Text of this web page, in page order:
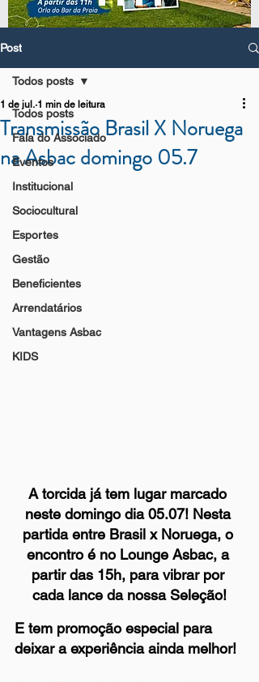
Post
Todos posts
Fala do Associado
Eventos
Institucional
Sociocultural
Esportes
Gestão
Beneficientes
Arrendatários
Vantagens Asbac
KIDS
Todos posts
Transmissão Brasil X Noruega
na Asbac domingo 05.7
1 de jul. 1 min de leitura
A torcida já tem lugar marcado
neste domingo dia 05.07! Nesta
partida entre Brasil x Noruega, o
encontro é no Lounge Asbac, a
partir das 15h, para vibrar por
cada lance da nossa Seleção!
E tem promoção especial para
deixar a experiência ainda melhor!